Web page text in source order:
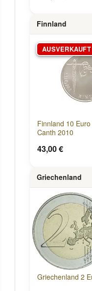
Finnland
AUSVERKAUFT
Finnland 10
Canth 2010
43,00 €
Griechenland
Griechenland 2